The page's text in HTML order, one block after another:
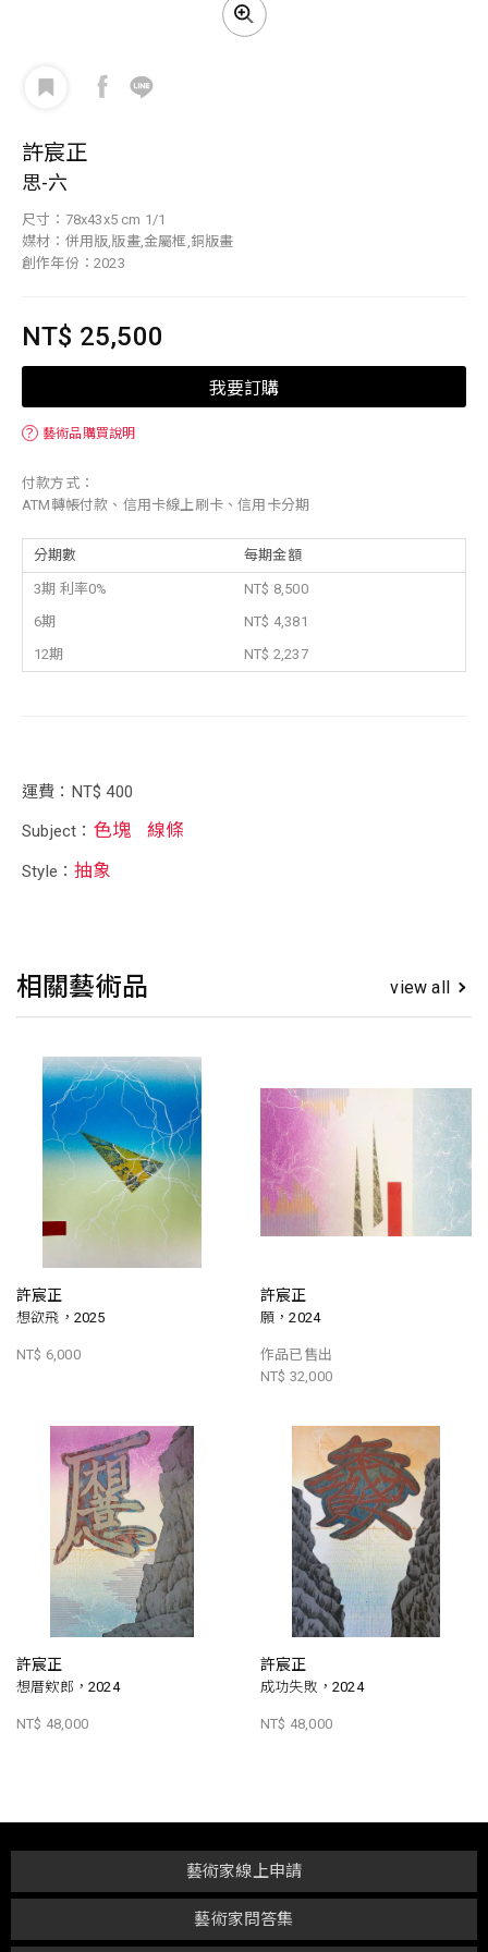
許宸正
思-六
尺寸：78x43x5 cm 1/1
媒材：併用版,版畫,金屬框,銅版畫
創作年份：2023
NT$ 25,500
我要訂購
？ 藝術品購買說明
付款方式：
ATM轉帳付款、信用卡線上刷卡、信用卡分期
分期數 每期金額
3期 利率0%
NT$ 8,500
6期
NT$ 4,381
12期
NT$ 2,237
運費：NT$ 400
Subject： 色塊 線條
Style：抽象
相關藝術品 view all
許宸正
想欲飛，2025
NT$ 6,000
許宸正
願，2024
作品已售出
NT$ 32,000
許宸正
想厝欸郎，2024
NT$ 48,000
許宸正
成功失敗，2024
NT$ 48,000
藝術家問答集
藝術家線上申請